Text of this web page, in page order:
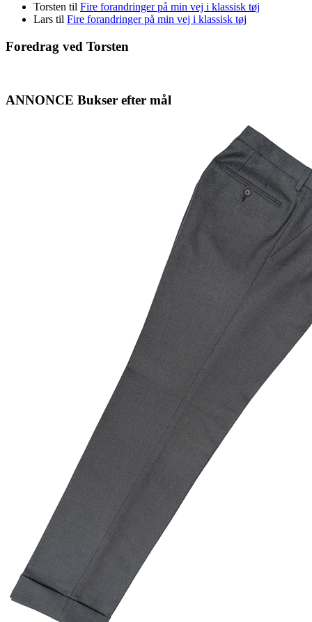
Torsten til Fire forandringer på min vej i klassisk tøj
Lars til Fire forandringer på min vej i klassisk tøj
Foredrag ved Torsten
ANNONCE Bukser efter mål